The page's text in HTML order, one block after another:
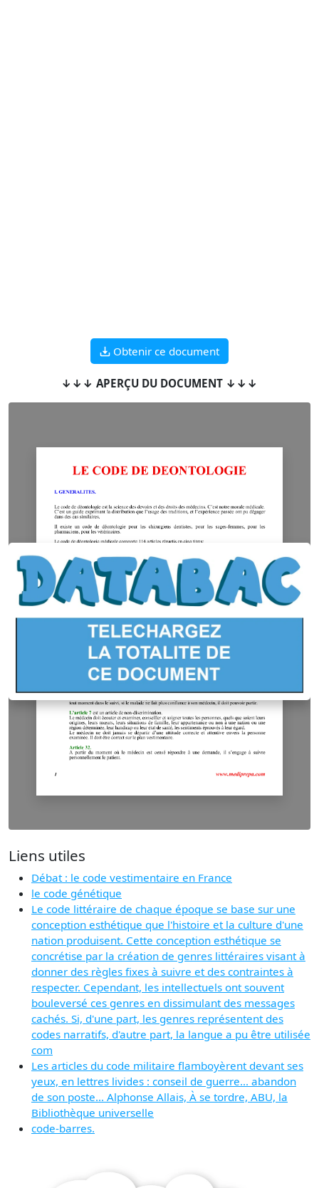
Obtenir ce document
↓↓↓ APERÇU DU DOCUMENT ↓↓↓
Liens utiles
Débat : le code vestimentaire en France
le code génétique
Le code littéraire de chaque époque se base sur une
conception esthétique que l'histoire et la culture d'une
nation produisent. Cette conception esthétique se
concrétise par la création de genres littéraires visant à
donner des règles fixes à suivre et des contraintes à
respecter. Cependant, les intellectuels ont souvent
bouleversé ces genres en dissimulant des messages
cachés. Si, d'une part, les genres représentent des
codes narratifs, d'autre part, la langue a pu être utilisée
com
Les articles du code militaire flamboyèrent devant ses
yeux, en lettres livides : conseil de guerre... abandon
de son poste... Alphonse Allais, À se tordre, ABU, la
Bibliothèque universelle
code-barres.